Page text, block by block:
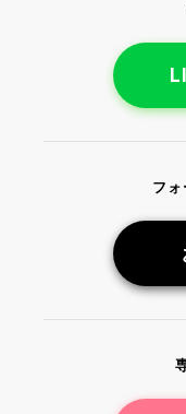
ーカーに訪問をし
の内容についての
あたって必要な業
出演が決まれば、
もに、メーカーと
プロダクション・
ります。撮影前に
お渡しいたします
上で撮影に臨んで
料が支払われます
フ